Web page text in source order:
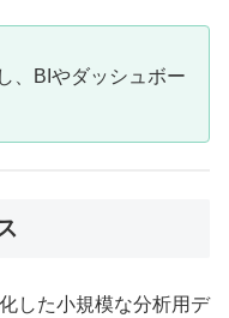
、BIやダッシュボー
した小規模な分析用デ